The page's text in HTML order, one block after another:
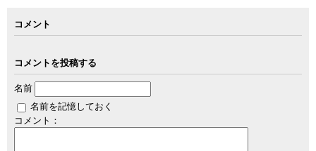
コメント
コメントを投稿する
名前
名前を記憶しておく
コメント：